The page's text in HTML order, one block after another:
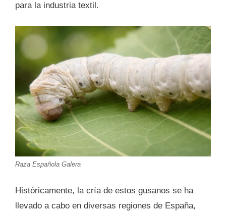
para la industria textil.
Raza Española Galera
Históricamente, la cría de estos gusanos se ha
llevado a cabo en diversas regiones de España,